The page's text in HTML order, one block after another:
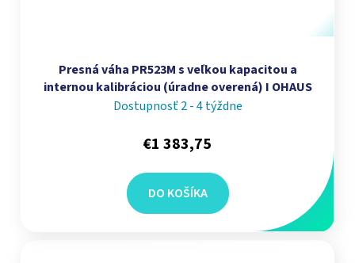
Presná váha PR523M s veľkou kapacitou a
internou kalibráciou (úradne overená) I OHAUS
Dostupnosť 2 - 4 týždne
€1 383,75
DO KOŠÍKA